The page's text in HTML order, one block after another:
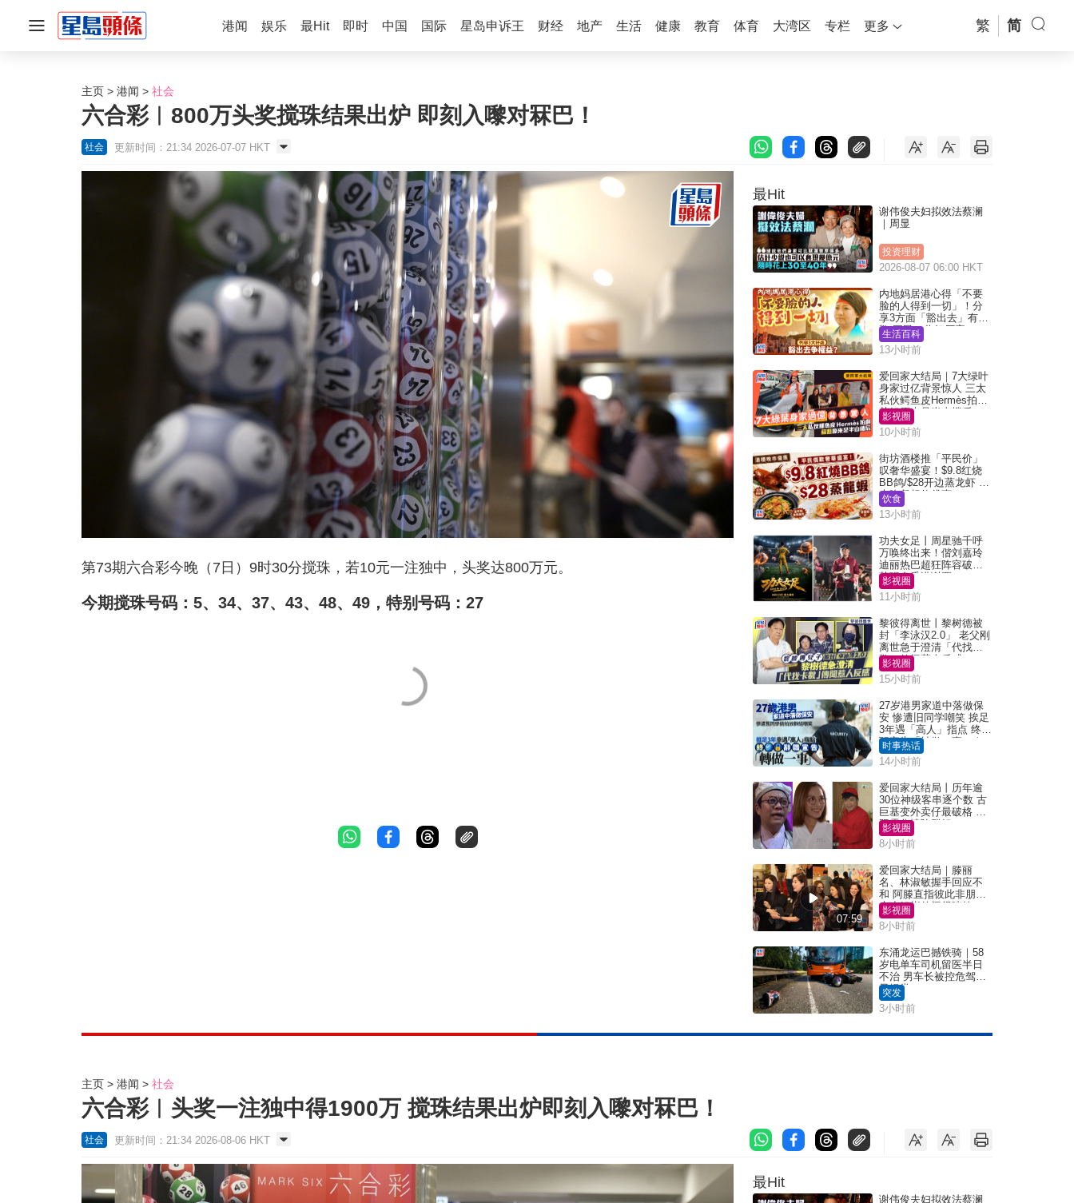
港闻 娱乐 最Hit 即时 中国 国际 星岛申诉王 财经 地产 生活 健康 教育 体育 大湾区 专栏 更多 繁 简
主页 港闻 社会
六合彩︱800万头奖搅珠结果出炉 即刻入嚟对冧巴！
社会 更新时间：21:34 2026-07-07 HKT
第73期六合彩今晚（7日）9时30分搅珠，若10元一注独中，头奖达800万元。
今期搅珠号码：5、34、37、43、48、49，特别号码：27
最Hit
谢伟俊夫妇拟效法蔡澜
｜周显
投资理财
2026-08-07 06:00 HKT
内地妈居港心得「不要
脸的人得到一切」！分
享3方面「豁出去」有著
数 网民：你好厉害
生活百科
13小时前
爱回家大结局｜7大绿叶
身家过亿背景惊人 三太
私伙鳄鱼皮Hermès拍剧
苏姐原来是半山楼后
影视圈
10小时前
街坊酒楼推「平民价」
叹奢华盛宴！$9.8红烧
BB鸽/$28开边蒸龙虾 3
大晚餐超值优惠
饮食
13小时前
功夫女足丨周星驰千呼
万唤终出来！偕刘嘉玲
迪丽热巴超狂阵容破天
荒现身香港谢票
影视圈
11小时前
黎彼得离世丨黎树德被
封「李泳汉2.0」 老父刚
离世急于澄清「代找卡
数」传闻惹人反感
影视圈
15小时前
27岁港男家道中落做保
安 惨遭旧同学嘲笑 挨足
3年遇「高人」指点 终辞
职宣告「转做一事」｜
Juicy叮
时事热话
14小时前
爱回家大结局丨历年逾
30位神级客串逐个数 古
巨基变外卖仔最破格 欧
阳震华情陷群姐
影视圈
8小时前
07:59
爱回家大结局｜滕丽
名、林淑敏握手回应不
和 阿滕直指彼此非朋友
大小姐指传闻得啖笑
影视圈
8小时前
东涌龙运巴撼铁骑｜58
岁电单车司机留医半日
不治 男车长被控危驾今
早提堂
突发
3小时前
主页 港闻 社会
六合彩︱头奖一注独中得1900万 搅珠结果出炉即刻入嚟对冧巴！
社会 更新时间：21:34 2026-08-06 HKT
最Hit
谢伟俊夫妇拟效法蔡澜